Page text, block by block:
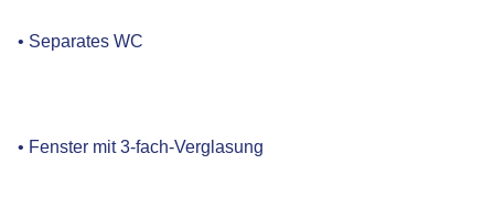
• Separates WC
• Fenster mit 3-fach-Verglasung